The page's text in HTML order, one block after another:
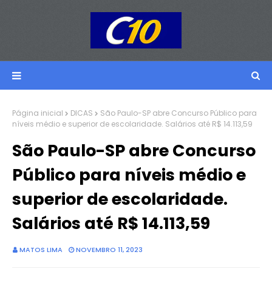
Página inicial DICAS
São Paulo-SP abre Concurso Público para
níveis médio e superior de escolaridade. Salários até R$ 14.113,59
São Paulo-SP abre Concurso
Público para níveis médio e
superior de escolaridade.
Salários até R$ 14.113,59
MATOS LIMA NOVEMBRO 11, 2023